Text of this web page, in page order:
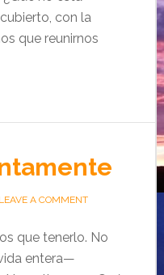
con la
que reunirnos
LEAVE A COMMENT
que tenerlo. No
entera—